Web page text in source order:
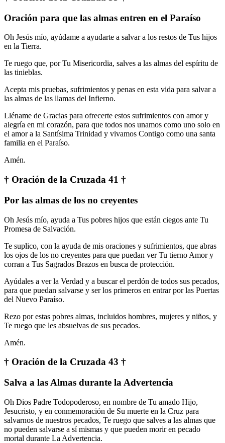
Oración para que las almas entren en el Paraíso
Oh Jesús mío, ayúdame a ayudarte a salvar a los restos de Tus hijos
en la Tierra.
Te ruego que, por Tu Misericordia, salves a las almas del espíritu de
las tinieblas.
Acepta mis pruebas, sufrimientos y penas en esta vida para salvar a
las almas de las llamas del Infierno.
Lléname de Gracias para ofrecerte estos sufrimientos con amor y
alegría en mi corazón, para que todos nos unamos como uno solo en
el amor a la Santísima Trinidad y vivamos Contigo como una santa
familia en el Paraíso.
Amén.
† Oración de la Cruzada 41 †
Por las almas de los no creyentes
Oh Jesús mío, ayuda a Tus pobres hijos que están ciegos ante Tu
Promesa de Salvación.
Te suplico, con la ayuda de mis oraciones y sufrimientos, que abras
los ojos de los no creyentes para que puedan ver Tu tierno Amor y
corran a Tus Sagrados Brazos en busca de protección.
Ayúdales a ver la Verdad y a buscar el perdón de todos sus pecados,
para que puedan salvarse y ser los primeros en entrar por las Puertas
del Nuevo Paraíso.
Rezo por estas pobres almas, incluidos hombres, mujeres y niños, y
Te ruego que les absuelvas de sus pecados.
Amén.
† Oración de la Cruzada 43 †
Salva a las Almas durante la Advertencia
Oh Dios Padre Todopoderoso, en nombre de Tu amado Hijo,
Jesucristo, y en conmemoración de Su muerte en la Cruz para
salvarnos de nuestros pecados, Te ruego que salves a las almas que
no pueden salvarse a sí mismas y que pueden morir en pecado
mortal durante La Advertencia.